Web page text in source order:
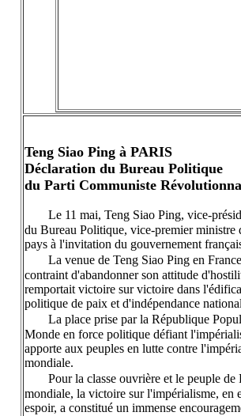
Teng Siao Ping à PARIS
Déclaration du Bureau Politique
du Parti Communiste
Le 11 mai, Teng Siao Ping, vice-
du Bureau Politique, vice-premier ministre
pays à l'invitation du gouvernement
La venue de Teng Siao Ping en
contraint d'abandonner son attitude
remportait victoire sur victoire dans
politique de paix et d'indépendance
La place prise par la République
Monde en force politique défiant
apporte aux peuples en lutte contre
mondiale.
Pour la classe ouvrière et le peuple
mondiale, la victoire sur l'impérialisme, en
espoir, a constitué un immense